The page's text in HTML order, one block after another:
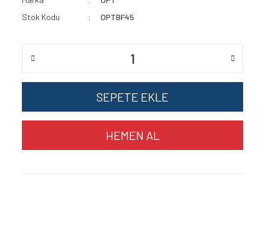
Stok Kodu
OPTBF45
SEPETE EKLE
HEMEN AL